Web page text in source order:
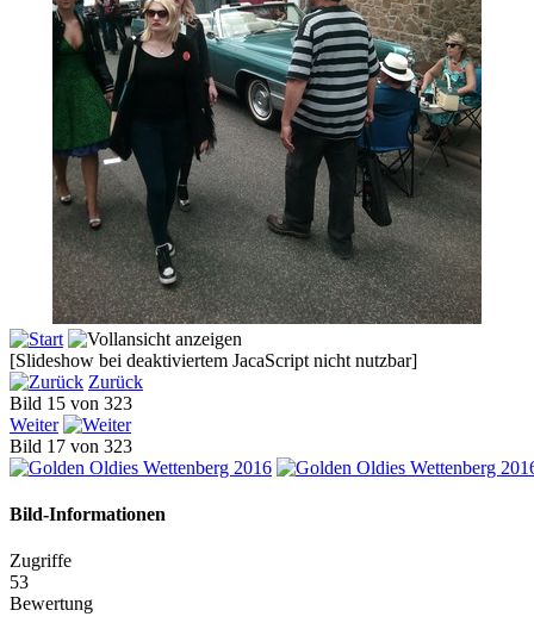
[Slideshow bei deaktiviertem JacaScript nicht nutzbar]
Zurück
Bild 15 von 323
Weiter
Bild 17 von 323
Bild-Informationen
Zugriffe
53
Bewertung